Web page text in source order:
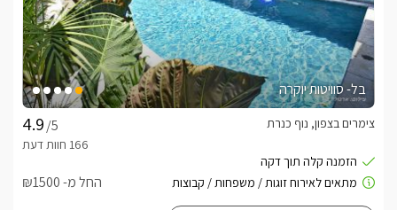
בל- סוויטות יוקרה
/5
צימרים בצפון, נוף כנרת
החל מ- ₪1500